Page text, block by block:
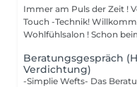
Immer am Puls der Zeit !
Touch -Technik! Willkommen in Ihrem persönlichen
Beratungsgespräch
Verdichtung)